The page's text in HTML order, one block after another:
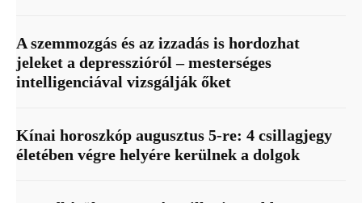
A szemmozgás és az izzadás is hordozhat
jeleket a depresszióról – mesterséges
intelligenciával vizsgálják őket
Kínai horoszkóp augusztus 5-re: 4 csillagjegy
életében végre helyére kerülnek a dolgok